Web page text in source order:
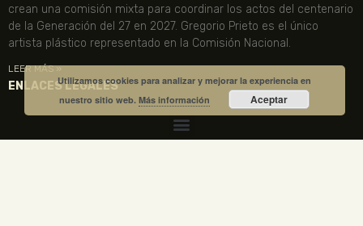
crean una comisión mixta para coordinar los actos del centenario
de la Generación del 27 en 2027. Gregorio Prieto es el único
artista plástico representado en la Comisión Nacional.
LEER MÁS »
ENLACES LEGALES
Utilizamos cookies para analizar y mejorar la experiencia en
nuestro sitio web.Más información Aceptar